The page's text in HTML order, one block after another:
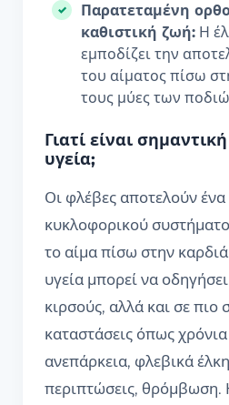
Παρατεταμένη
καθιστική ζωή: Η
εμποδίζει την
του αίματος πίσω
τους μύες των
Γιατί είναι
υγεία;
Οι φλέβες αποτελούν
κυκλοφορικού
το αίμα πίσω στην
υγεία μπορεί να
κιρσούς, αλλά και σε πιο
καταστάσεις όπως
ανεπάρκεια, φλεβικά
περιπτώσεις, θρόμβωση.